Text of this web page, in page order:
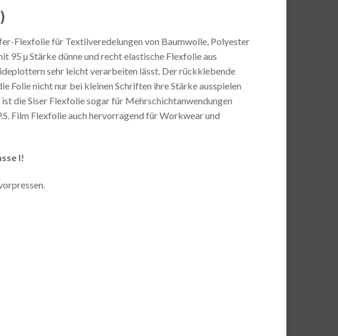
Flexfolie für Textilveredelungen von Baumwolle, Polyester
95 µ Stärke dünne und recht elastische Flexfolie aus
sehr leicht verarbeiten lässt. Der rückklebende
Folie nicht nur bei kleinen Schriften ihre Stärke ausspielen
die Siser Flexfolie sogar für Mehrschichtanwendungen
Film Flexfolie auch hervorragend für Workwear und
I!